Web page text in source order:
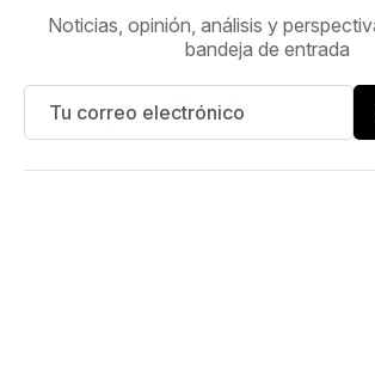
Noticias, opinión, análisis y
bandeja de entrada